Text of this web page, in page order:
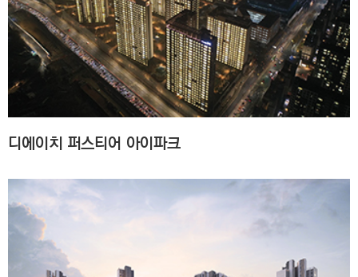
디에이치 퍼스티어 아이파크